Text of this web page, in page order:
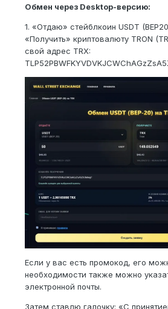
Обмен через Desktop-версию:
1. «Отдаю» стейблкоин USDT
«Получить» криптовалюту TRON
свой адрес TRX:
Если у вас есть промокод, его
необходимости также можно
электронной почты.
Затем ставлю галочку: «С